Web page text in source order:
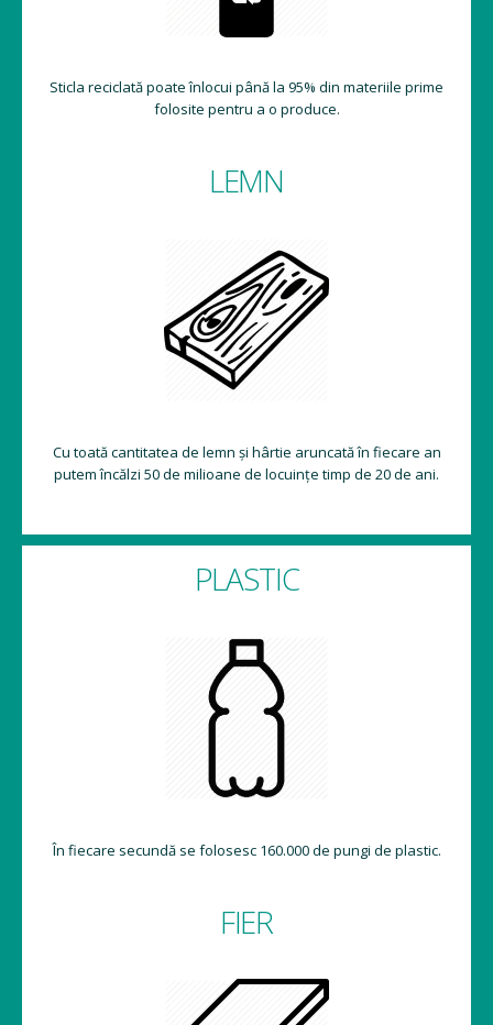
Sticla reciclată poate înlocui până la 95% din materiile prime
folosite pentru a o produce.
LEMN
Cu toată cantitatea de lemn și hârtie aruncată în fiecare an
putem încălzi 50 de milioane de locuințe timp de 20 de ani.
PLASTIC
În fiecare secundă se folosesc 160.000 de pungi de plastic.
FIER